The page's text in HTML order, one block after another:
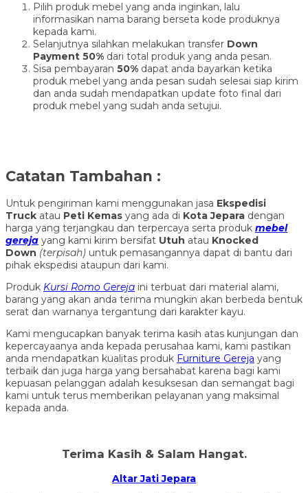
Pilih produk mebel yang anda inginkan, lalu
informasikan nama barang berseta kode produknya
kepada kami.
Selanjutnya silahkan melakukan transfer Down
Payment 50% dari total produk yang anda pesan.
Sisa pembayaran 50% dapat anda bayarkan ketika
produk mebel yang anda pesan sudah selesai siap kirim
dan anda sudah mendapatkan update foto final dari
produk mebel yang sudah anda setujui.
Catatan Tambahan :
Untuk pengiriman kami menggunakan jasa Ekspedisi
Truck atau Peti Kemas yang ada di Kota Jepara dengan
harga yang terjangkau dan terpercaya serta produk mebel
gereja yang kami kirim bersifat Utuh atau Knocked
Down (terpisah) untuk pemasangannya dapat di bantu dari
pihak ekspedisi ataupun dari kami.
Produk Kursi Romo Gereja ini terbuat dari material alami,
barang yang akan anda terima mungkin akan berbeda bentuk
serat dan warnanya tergantung dari karakter kayu.
Kami mengucapkan banyak terima kasih atas kunjungan dan
kepercayaanya anda kepada perusahaa kami, kami pastikan
anda mendapatkan kualitas produk Furniture Gereja yang
terbaik dan juga harga yang bersahabat karena bagi kami
kepuasan pelanggan adalah kesuksesan dan semangat bagi
kami untuk terus memberikan pelayanan yang maksimal
kepada anda.
Terima Kasih & Salam Hangat.
Altar Jati Jepara